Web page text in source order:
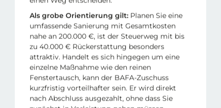
Als grobe Orientierung gilt: Planen Sie eine
umfassende Sanierung mit Gesamtkosten
nahe an 200.000 €, ist der Steuerweg mit bis
zu 40.000 € Rückerstattung besonders
attraktiv. Handelt es sich hingegen um eine
einzelne Maßnahme wie den reinen
Fenstertausch, kann der BAFA-Zuschuss
kurzfristig vorteilhafter sein. Er wird direkt
nach Abschluss ausgezahlt, ohne dass Sie